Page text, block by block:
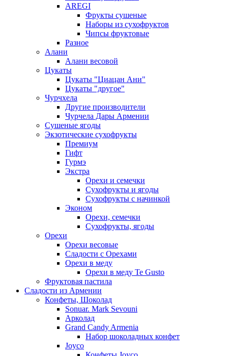
AREGI
Фрукты сушеные
Наборы из сухофруктов
Чипсы фруктовые
Разное
Алани
Алани весовой
Цукаты
Цукаты "Циацан Ани"
Цукаты "другое"
Чурчхела
Другие производители
Чурчела Дары Армении
Сушеные ягоды
Экзотические сухофрукты
Премиум
Гифт
Гурмэ
Экстра
Орехи и семечки
Сухофрукты и ягоды
Сухофрукты с начинкой
Эконом
Орехи, семечки
Сухофрукты, ягоды
Орехи
Орехи весовые
Сладости с Орехами
Орехи в меду
Орехи в меду Te Gusto
Фруктовая пастила
Сладости из Армении
Конфеты, Шоколад
Sonuar. Mark Sevouni
Арколад
Grand Candy Armenia
Набор шоколадных конфет
Joyco